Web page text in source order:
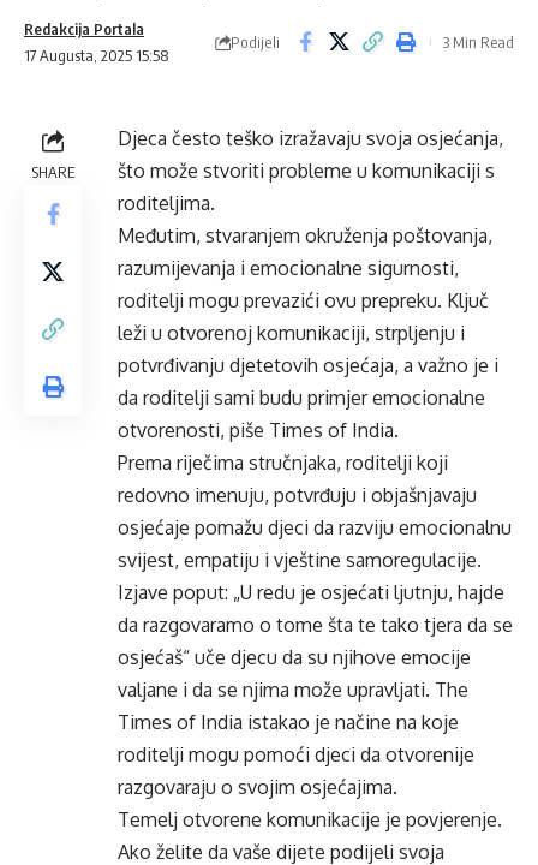
17 Augusta, 2025 15:58
Redakcija Portala
Podijeli 3 Min Read
SHARE
Djeca često teško izražavaju svoja osjećanja,
što može stvoriti probleme u komunikaciji s
roditeljima.
Međutim, stvaranjem okruženja poštovanja,
razumijevanja i emocionalne sigurnosti,
roditelji mogu prevazići ovu prepreku. Ključ
leži u otvorenoj komunikaciji, strpljenju i
potvrđivanju djetetovih osjećaja, a važno je i
da roditelji sami budu primjer emocionalne
otvorenosti, piše Times of India.
Prema riječima stručnjaka, roditelji koji
redovno imenuju, potvrđuju i objašnjavaju
osjećaje pomažu djeci da razviju emocionalnu
svijest, empatiju i vještine samoregulacije.
Izjave poput: „U redu je osjećati ljutnju, hajde
da razgovaramo o tome šta te tako tjera da se
osjećaš“ uče djecu da su njihove emocije
valjane i da se njima može upravljati. The
Times of India istakao je načine na koje
roditelji mogu pomoći djeci da otvorenije
razgovaraju o svojim osjećajima.
Temelj otvorene komunikacije je povjerenje.
Ako želite da vaše dijete podijeli svoja